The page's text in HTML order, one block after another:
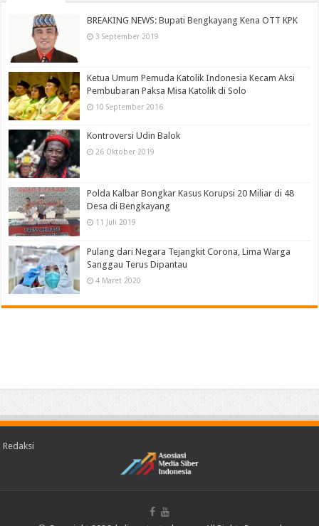
BREAKING NEWS: Bupati Bengkayang Kena OTT KPK
3 September 2019
Ketua Umum Pemuda Katolik Indonesia Kecam Aksi
Pembubaran Paksa Misa Katolik di Solo
10 September 2016
Kontroversi Udin Balok
26 Oktober 2019
Polda Kalbar Bongkar Kasus Korupsi 20 Miliar di 48
Desa di Bengkayang
11 Juli 2019
Pulang dari Negara Tejangkit Corona, Lima Warga
Sanggau Terus Dipantau
4 Maret 2020
Redaksi